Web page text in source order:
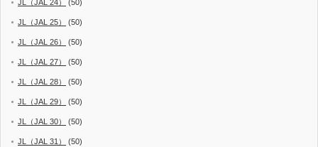
JL（JAL 24） (50)
JL（JAL 25） (50)
JL（JAL 26） (50)
JL（JAL 27） (50)
JL（JAL 28） (50)
JL（JAL 29） (50)
JL（JAL 30） (50)
JL（JAL 31） (50)